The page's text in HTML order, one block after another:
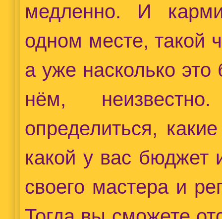
медленно. И
одном месте, такой
а уже насколько это
нём,
определиться,
какой у вас бюджет
своего мастера и